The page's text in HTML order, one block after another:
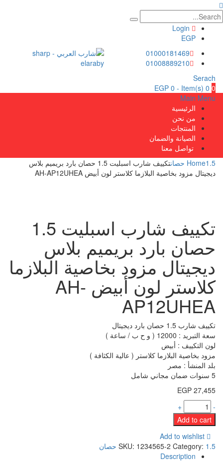
EGP
01000181469
01008889210
Serach
0
0 Item(s) -
EGP 0
Main Menu
الرئيسية
من نحن
المنتجات
الصيانة والضمان
تواصل معنا
Home1.5 حصان
تكييف شارب اسبليت 1.5 حصان بارد بريميم بلاس
ديجيتال مزود بخاصية البلازما كلاستر لون أبيض AH-AP12UHEA
تكييف شارب اسبليت 1.5
حصان بارد بريميم بلاس
ديجيتال مزود بخاصية البلازما
كلاستر لون أبيض AH-
AP12UHEA
تكييف شارب 1.5 حصان بارد ديجيتال
سعة التبريد : 12000 ( و ح ب / ساعة )
لون التكييف : أبيض
مزود بخاصية البلازما كلاستر ( عالية الكثافة )
بلد المنشأ : مصر
5 سنوات ضمان مجاني شامل
EGP 27,455
-
+
Add to cart
Add to wishlist
SKU: 1234565-2 Category: 1.5 حصان
Description